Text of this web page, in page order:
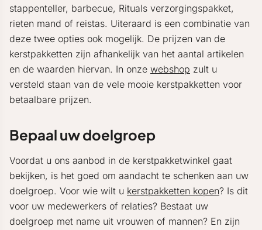
stappenteller, barbecue, Rituals verzorgingspakket,
rieten mand of reistas. Uiteraard is een combinatie van
deze twee opties ook mogelijk. De prijzen van de
kerstpakketten zijn afhankelijk van het aantal artikelen
en de waarden hiervan. In onze webshop zult u
versteld staan van de vele mooie kerstpakketten voor
betaalbare prijzen.
Bepaal uw doelgroep
Voordat u ons aanbod in de kerstpakketwinkel gaat
bekijken, is het goed om aandacht te schenken aan uw
doelgroep. Voor wie wilt u kerstpakketten kopen? Is dit
voor uw medewerkers of relaties? Bestaat uw
doelgroep met name uit vrouwen of mannen? En zijn